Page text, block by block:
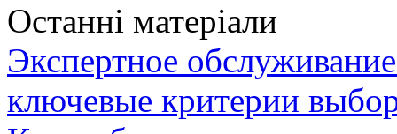
Останні матеріали
Экспертное
ключевые критерии